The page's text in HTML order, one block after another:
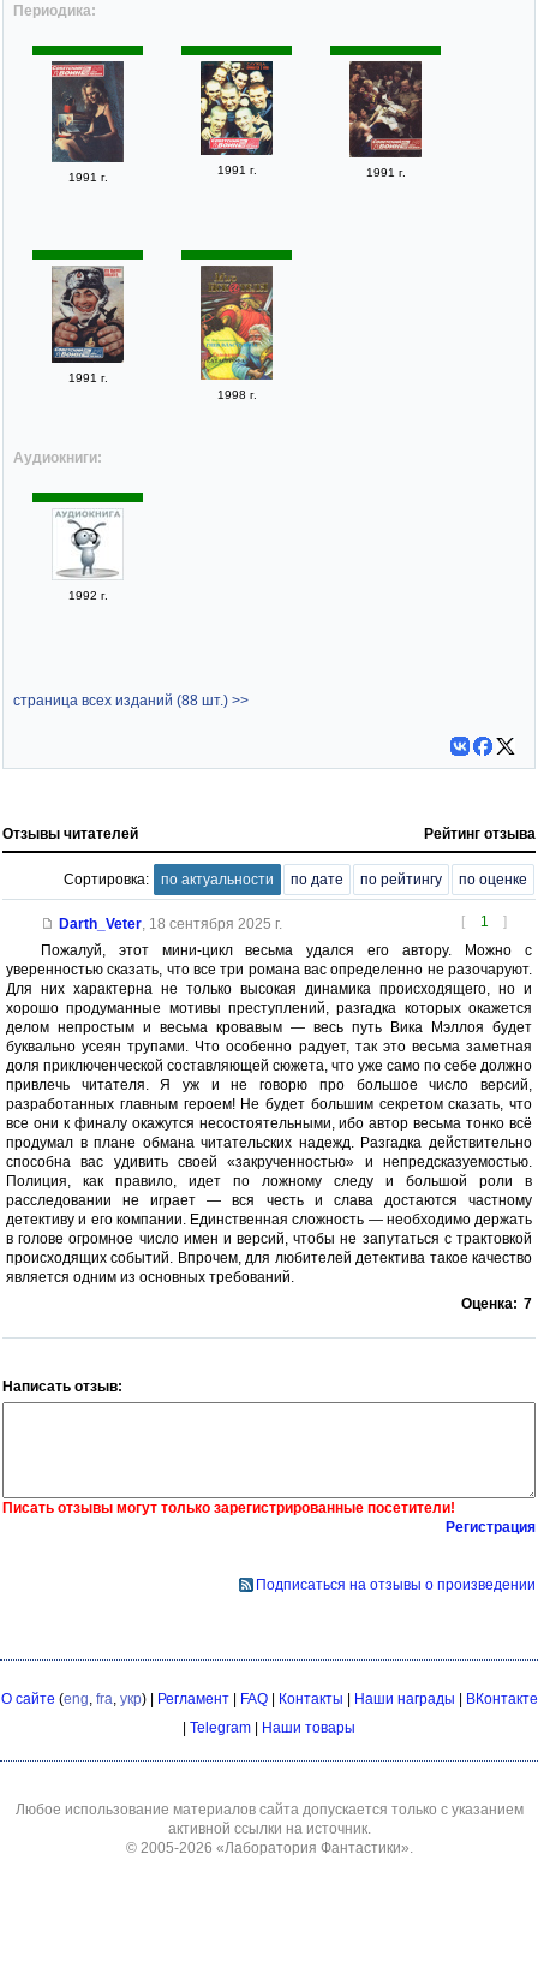
Периодика:
1991 г.
1991 г. 1991 г.
1991 г.
1998 г.
Аудиокниги:
1992 г.
страница всех изданий (88 шт.) >>
Отзывы читателей Рейтинг отзыва
Сортировка: по актуальности по дате по рейтингу по оценке
[ 1 ]
Darth_Veter, 18 сентября 2025 г.
Пожалуй, этот мини-цикл весьма удался его автору. Можно с
уверенностью сказать, что все три романа вас определенно не разочаруют.
Для них характерна не только высокая динамика происходящего, но и
хорошо продуманные мотивы преступлений, разгадка которых окажется
делом непростым и весьма кровавым — весь путь Вика Мэллоя будет
буквально усеян трупами. Что особенно радует, так это весьма заметная
доля приключенческой составляющей сюжета, что уже само по себе должно
привлечь читателя. Я уж и не говорю про большое число версий,
разработанных главным героем! Не будет большим секретом сказать, что
все они к финалу окажутся несостоятельными, ибо автор весьма тонко всё
продумал в плане обмана читательских надежд. Разгадка действительно
способна вас удивить своей «закрученностью» и непредсказуемостью.
Полиция, как правило, идет по ложному следу и большой роли в
расследовании не играет — вся честь и слава достаются частному
детективу и его компании. Единственная сложность — необходимо держать
в голове огромное число имен и версий, чтобы не запутаться с трактовкой
происходящих событий. Впрочем, для любителей детектива такое качество
является одним из основных требований.
Оценка: 7
Написать отзыв:
Писать отзывы могут только зарегистрированные посетители!
Регистрация
Подписаться на отзывы о произведении
О сайте (eng fra укр) | Регламент| FAQ| Контакты | Наши награды | ВКонтакте
| Telegram | Наши товары
Любое использование материалов сайта допускается только с указанием
активной ссылки на источник.
© 2005-2026 «Лаборатория Фантастики»